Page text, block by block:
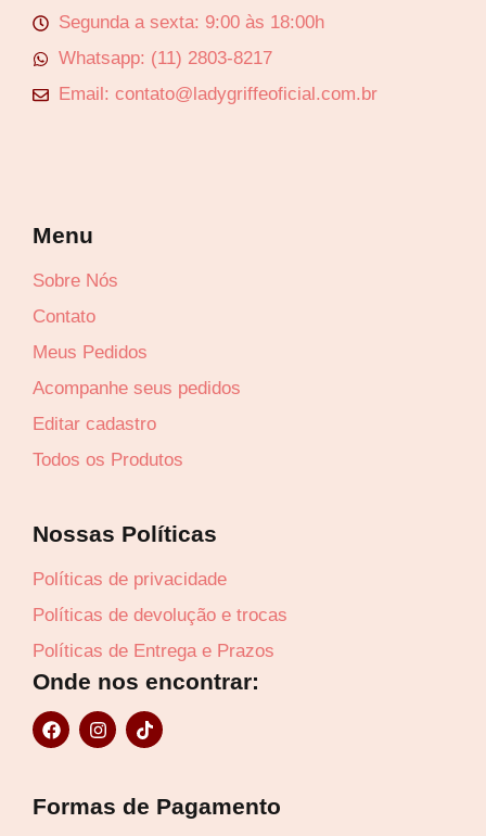
Segunda a sexta: 9:00 às 18:00h
Whatsapp: (11) 2803-8217
Email: contato@ladygriffeoficial.com.br
Menu
Sobre Nós
Contato
Meus Pedidos
Acompanhe seus pedidos
Editar cadastro
Todos os Produtos
Nossas Políticas
Políticas de privacidade
Políticas de devolução e trocas
Políticas de Entrega e Prazos
Onde nos encontrar:
F
a
o
I
n
g
T
i
k
Formas de Pagamento